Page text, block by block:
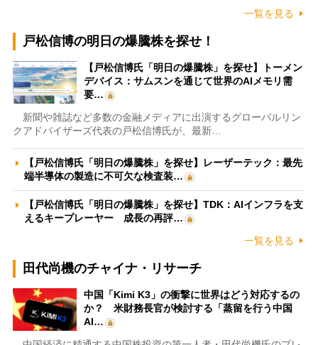
一覧を見る
戸松信博の明日の爆騰株を探せ！
【戸松信博氏「明日の爆騰株」を探せ】トーメン
デバイス：サムスンを通じて世界のAIメモリ需
要…
新聞や雑誌など多数の金融メディアに出演するグローバルリン
クアドバイザーズ代表の戸松信博氏が、最新…
【戸松信博氏「明日の爆騰株」を探せ】レーザーテック：最先
端半導体の製造に不可欠な検査装…
【戸松信博氏「明日の爆騰株」を探せ】TDK：AIインフラを支
えるキープレーヤー 成長の再評…
一覧を見る
田代尚機のチャイナ・リサーチ
中国「Kimi K3」の衝撃に世界はどう対応するの
か？ 米財務長官が検討する「蒸留を行う中国
AI…